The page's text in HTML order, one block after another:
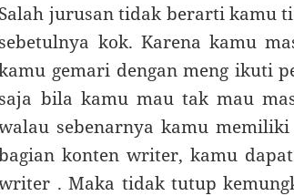
Salah jurusan tidak berarti kamu
sebetulnya kok. Karena kamu
gemari dengan meng ikuti
saja bila kamu mau tak mau
sebenarnya kamu
konten writer, kamu
. Maka tidak tutup